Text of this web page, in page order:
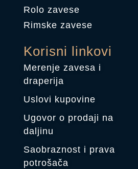
Rolo zavese
Rimske zavese
Korisni linkovi
Merenje zavesa i
draperija
Uslovi kupovine
Ugovor o prodaji na
daljinu
Saobraznost i prava
potrošača